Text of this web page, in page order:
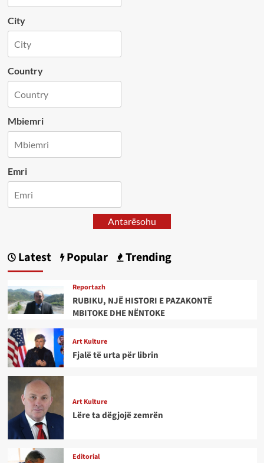
City
Country
Mbiemri
Emri
Antarësohu
Latest Popular Trending
Reportazh
RUBIKU, NJË HISTORI E PAZAKONTË
MBITOKE DHE NËNTOKE
Art Kulture
Fjalë të urta për librin
Art Kulture
Lëre ta dëgjojë zemrën
Editorial